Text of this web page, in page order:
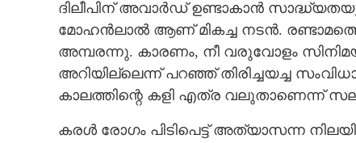
ദിലീപിന് അവാർഡ് ഉണ്ടാകാൻ
മോഹൻലാൽ ആണ് മികച്ച നടൻ.
അമ്പരന്നു. കാരണം, നീ വരുവോളം
അറിയില്ലെന്ന് പറഞ്ഞ് തിരിച്ചയച്ച
കാലത്തിന്റെ കളി എത്ര വലുതാണെന്ന്
കരൾ രോഗം പിടിപെട്ട് അത്യാസന്ന